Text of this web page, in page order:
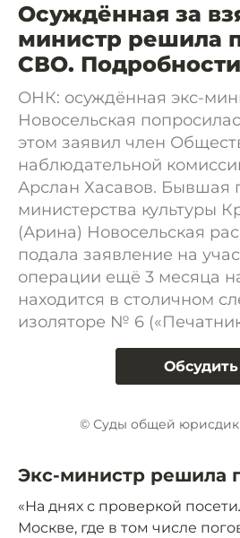
Осуждённая за
министр решила
СВО. Подробности
ОНК: осуждённая экс-
Новосельская
этом заявил член
наблюдательной
Арслан Хасавов. Бывшая
министерства культуры
(Арина) Новосельская
подала заявление на
операции ещё 3 месяца
находится в столичном
изоляторе № 6
Обсудить
© Суды общей
Экс-министр решила
«На днях с проверкой
Москве, где в том числе